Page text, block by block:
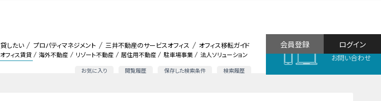
オフィス賃貸 海外不動産 リゾート不動産 居住用不動産 駐車場事業 法人ソリューション
お気に入り 閲覧履歴 保存した検索条件 検索履歴
貸したい プロパティマネジメント 三井不動産のサービスオフィス オフィス移転ガイド
お問い合わせ
ログイン
会員登録